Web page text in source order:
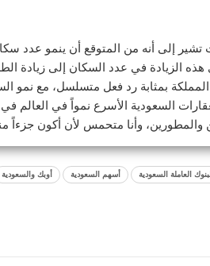
هذه الزيادة في عدد السكان إلى
بمثابة رد فعل متسلسل، مع نمو
السعودية الأسرع نمواً في العالم
والمطورين، وأنا متحمس لأن أكون جزءاً
العاملة السعودية أسهم السعودية أوبك والسعودية